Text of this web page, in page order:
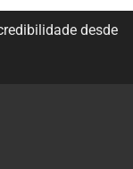
desde